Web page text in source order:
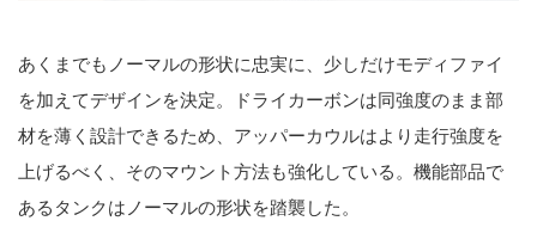
あくまでもノーマルの形状に忠実に、少しだけモディファイ
を加えてデザインを決定。ドライカーボンは同強度のまま部
材を薄く設計できるため、アッパーカウルはより走行強度を
上げるべく、そのマウント方法も強化している。機能部品で
あるタンクはノーマルの形状を踏襲した。